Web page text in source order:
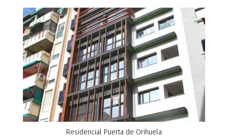
Residencial Puerta de Orihuela